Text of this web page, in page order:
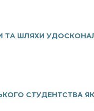
ТА ШЛЯХИ
СТУДЕНТСТВА